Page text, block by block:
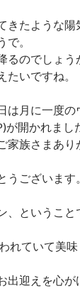
たような陽
。
るのでしょう
いですね。
は月に一度の
開かれまし
家族さまあり
うございます。
、というこ
れていて美味
出迎えを心